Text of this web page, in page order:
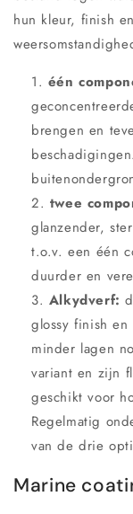
hun kleur, finish
één
brengen en
twee
glanzender,
t.o.v. een één
duurder en
Alkydverf:
glossy finish
minder lagen
variant en zijn
geschikt voor
Regelmatig
van de drie
Marine